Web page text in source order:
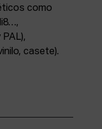
como
casete).